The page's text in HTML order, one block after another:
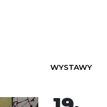
WYSTAWY